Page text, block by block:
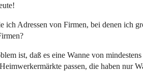
ich Adressen von Firmen, bei denen ich
ist, daß es eine Wanne von
passen, die haben nur